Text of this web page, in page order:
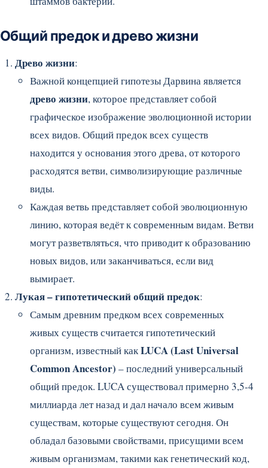
Общий предок и древо жизни
Древо жизни:
Важной концепцией гипотезы Дарвина является
древо жизни, которое представляет собой
графическое изображение эволюционной истории
всех видов. Общий предок всех существ
находится у основания этого древа, от которого
расходятся ветви, символизирующие различные
виды.
Каждая ветвь представляет собой эволюционную
линию, которая ведёт к современным видам. Ветви
могут разветвляться, что приводит к образованию
новых видов, или заканчиваться, если вид
вымирает.
Лукая – гипотетический общий предок:
Самым древним предком всех современных
живых существ считается гипотетический
организм, известный какLUCA (Last Universal
Common Ancestor) – последний универсальный
общий предок. LUCA существовал примерно 3,5-4
миллиарда лет назад и дал начало всем живым
существам, которые существуют сегодня. Он
обладал базовыми свойствами, присущими всем
живым организмам, такими как генетический код,